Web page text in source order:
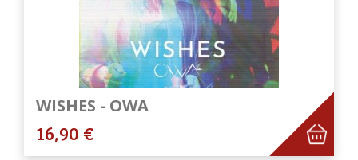
WISHES - OWA
16,90 €